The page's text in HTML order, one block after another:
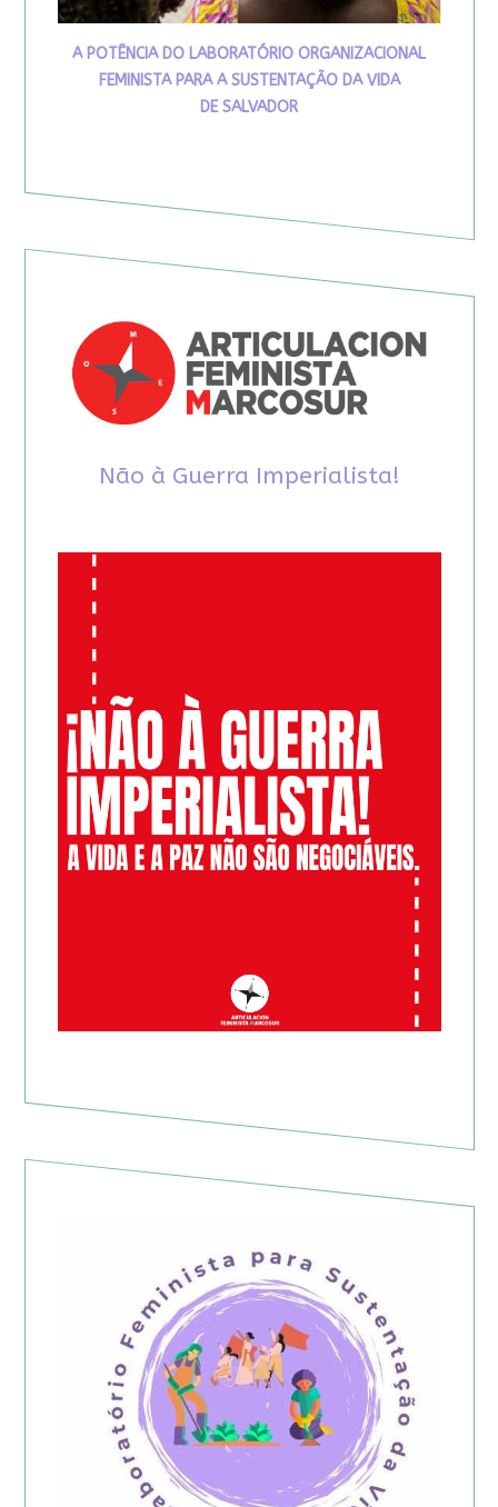
A POTÊNCIA DO LABORATÓRIO ORGANIZACIONAL
FEMINISTA PARA A SUSTENTAÇÃO DA VIDA
DE SALVADOR
Não à Guerra Imperialista!